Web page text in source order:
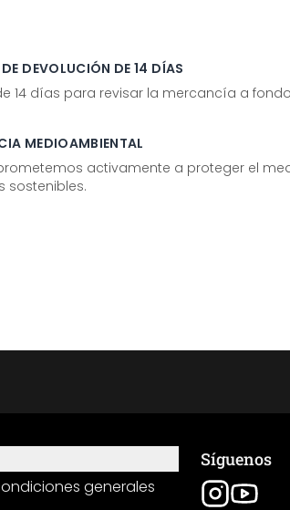
DEVOLUCIÓN DE 14 DÍAS
14 días para revisar la mercancía a
MEDIOAMBIENTAL
activamente a proteger el
sostenibles.
generales
Síguenos